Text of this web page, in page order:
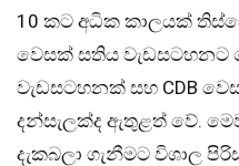
10 කට අධික කාලයක්
වෙසක් සතිය වැඩසටහනට
වැඩසටහනක් සහ CDB
දන්සැලක්ද ඇතුළත් වේ.
දැකබලා ගැනීමට විශාල